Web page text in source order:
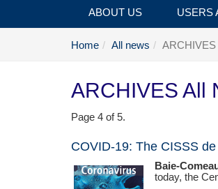
ABOUT US USERS
Home All news ARCHIVES
ARCHIVES All
Page 4 of 5.
COVID-19: The CISSS
Baie-
today, the